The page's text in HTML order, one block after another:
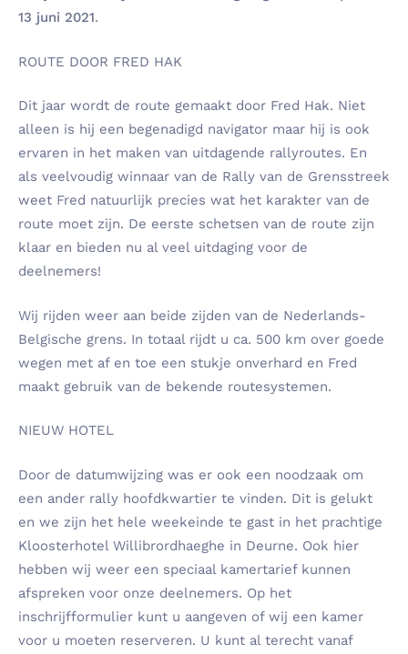
13 juni 2021.
ROUTE DOOR FRED HAK
Dit jaar wordt de route gemaakt door Fred Hak. Niet
alleen is hij een begenadigd navigator maar hij is ook
ervaren in het maken van uitdagende rallyroutes. En
als veelvoudig winnaar van de Rally van de Grensstreek
weet Fred natuurlijk precies wat het karakter van de
route moet zijn. De eerste schetsen van de route zijn
klaar en bieden nu al veel uitdaging voor de
deelnemers!
Wij rijden weer aan beide zijden van de Nederlands-
Belgische grens. In totaal rijdt u ca. 500 km over goede
wegen met af en toe een stukje onverhard en Fred
maakt gebruik van de bekende routesystemen.
NIEUW HOTEL
Door de datumwijzing was er ook een noodzaak om
een ander rally hoofdkwartier te vinden. Dit is gelukt
en we zijn het hele weekeinde te gast in het prachtige
Kloosterhotel Willibrordhaeghe in Deurne. Ook hier
hebben wij weer een speciaal kamertarief kunnen
afspreken voor onze deelnemers. Op het
inschrijfformulier kunt u aangeven of wij een kamer
voor u moeten reserveren. U kunt al terecht vanaf